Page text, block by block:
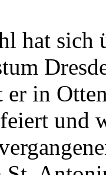
hat sich
er in
und